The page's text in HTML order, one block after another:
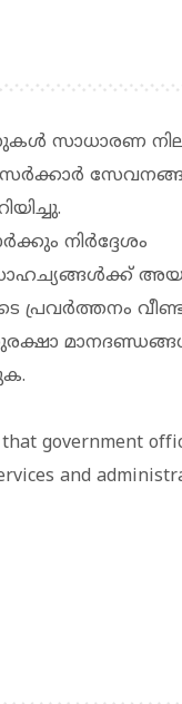
സാധാരണ
നിര്‍ദ്ദേശം
government
and